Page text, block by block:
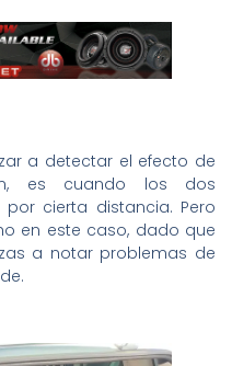
a detectar el efecto de
es cuando los dos
cierta distancia. Pero
en este caso, dado que
a notar problemas de